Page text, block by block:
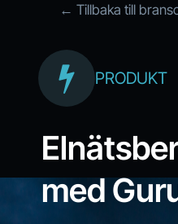
← Tillbaka till
PRODUKT
med